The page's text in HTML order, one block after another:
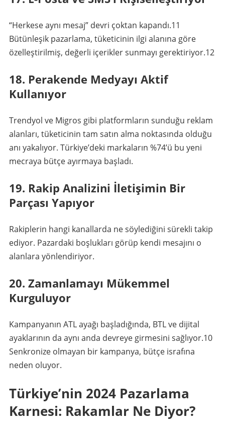
“Herkese aynı mesaj” devri çoktan kapandı.11
Bütünleşik pazarlama, tüketicinin ilgi alanına göre
özelleştirilmiş, değerli içerikler sunmayı gerektiriyor.12
18. Perakende Medyayı Aktif
Kullanıyor
Trendyol ve Migros gibi platformların sunduğu reklam
alanları, tüketicinin tam satın alma noktasında olduğu
anı yakalıyor. Türkiye’deki markaların %74’ü bu yeni
mecraya bütçe ayırmaya başladı.
19. Rakip Analizini İletişimin Bir
Parçası Yapıyor
Rakiplerin hangi kanallarda ne söylediğini sürekli takip
ediyor. Pazardaki boşlukları görüp kendi mesajını o
alanlara yönlendiriyor.
20. Zamanlamayı Mükemmel
Kurguluyor
Kampanyanın ATL ayağı başladığında, BTL ve dijital
ayaklarının da aynı anda devreye girmesini sağlıyor.10
Senkronize olmayan bir kampanya, bütçe israfına
neden oluyor.
Türkiye’nin 2024 Pazarlama
Karnesi: Rakamlar Ne Diyor?